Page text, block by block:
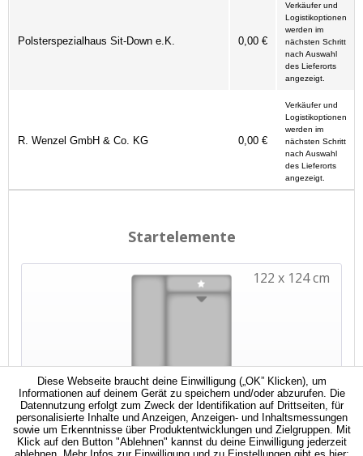
Polsterspezialhaus Sit-Down e.K. 0,00 €
Verkäufer und
Logistikoptionen
werden im
nächsten Schritt
nach Auswahl
des Lieferorts
angezeigt.
R. Wenzel GmbH & Co. KG 0,00 €
Verkäufer und
Logistikoptionen
werden im
nächsten Schritt
nach Auswahl
des Lieferorts
angezeigt.
Diese Webseite braucht deine Einwilligung („OK” Klicken), um
Informationen auf deinem Gerät zu speichern und/oder abzurufen. Die
Datennutzung erfolgt zum Zweck der Identifikation auf Drittseiten, für
personalisierte Inhalte und Anzeigen, Anzeigen- und Inhaltsmessungen
sowie um Erkenntnisse über Produktentwicklungen und Zielgruppen. Mit
Klick auf den Button "Ablehnen" kannst du deine Einwilligung jederzeit